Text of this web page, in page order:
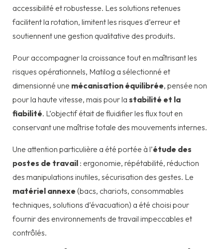
accessibilité et robustesse. Les solutions retenues
facilitent la rotation, limitent les risques d’erreur et
soutiennent une gestion qualitative des produits.
Pour accompagner la croissance tout en maîtrisant les
risques opérationnels, Matilog a sélectionné et
dimensionné une mécanisation équilibrée, pensée non
pour la haute vitesse, mais pour la stabilité et la
fiabilité. L’objectif était de fluidifier les flux tout en
conservant une maîtrise totale des mouvements internes.
Une attention particulière a été portée à l’étude des
postes de travail : ergonomie, répétabilité, réduction
des manipulations inutiles, sécurisation des gestes. Le
matériel annexe (bacs, chariots, consommables
techniques, solutions d’évacuation) a été choisi pour
fournir des environnements de travail impeccables et
contrôlés.